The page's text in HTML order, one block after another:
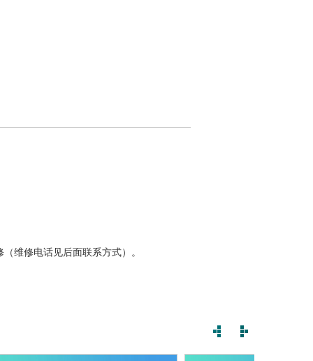
维修电话见后面联系方式）。